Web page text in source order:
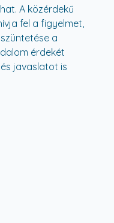
A közérdekű
fel a figyelmet,
a
érdekét
javaslatot is